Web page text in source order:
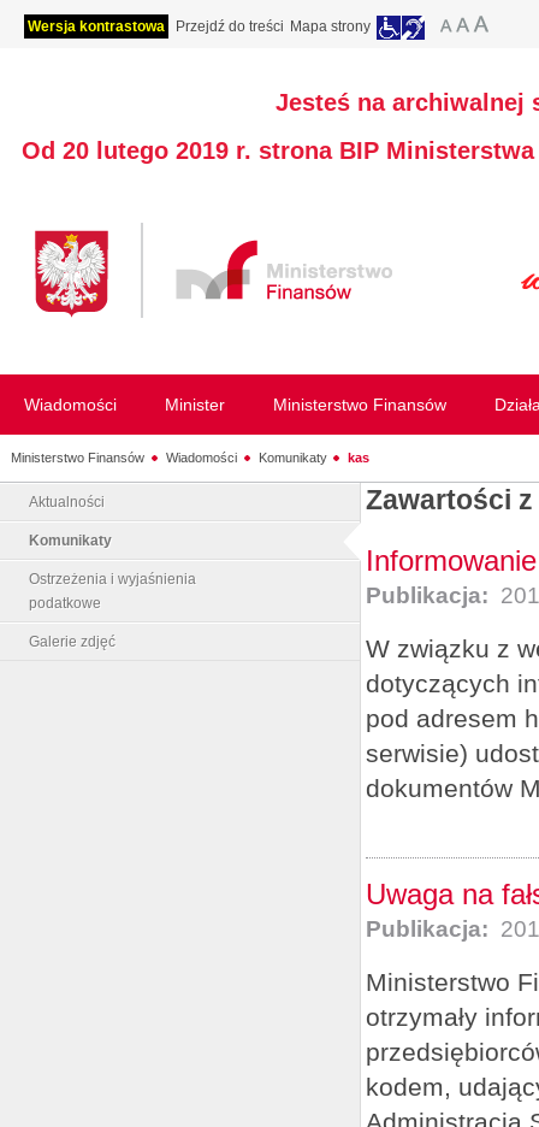
Wersja kontrastowa Przejdź do treści Mapa strony
Jesteś na archiwalnej
Od 20 lutego 2019 r. strona BIP
Wiadomości Minister Ministerstwo Finansów
Ministerstwo Finansów Wiadomości Komunikaty kas
Aktualności
Komunikaty
Ostrzeżenia i wyjaśnienia
podatkowe
Galerie zdjęć
Zawartości
Publikacja:
W związku z
dotyczących
pod adresem
serwisie)
dokumentów
Uwaga na
Publikacja:
Ministerstwo
otrzymały
kodem,
Administracja